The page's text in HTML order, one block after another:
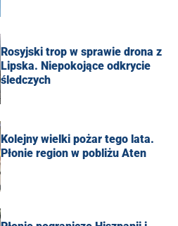
Rosyjski trop w sprawie drona z
Lipska. Niepokojące odkrycie
śledczych
Kolejny wielki pożar tego lata.
Płonie region w pobliżu Aten